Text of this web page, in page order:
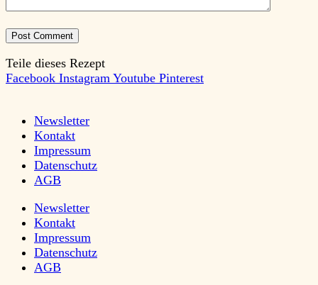
Teile dieses Rezept
Facebook Instagram Youtube Pinterest
Newsletter
Kontakt
Impressum
Datenschutz
AGB
Newsletter
Kontakt
Impressum
Datenschutz
AGB